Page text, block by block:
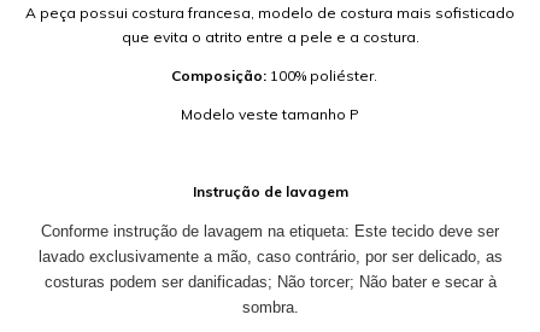
A peça possui costura francesa, modelo de costura mais sofisticado
que evita o atrito entre a pele e a costura.
Composição: 100% poliéster.
Modelo veste tamanho P
Instrução de lavagem
Conforme instrução de lavagem na etiqueta: Este tecido deve ser
lavado exclusivamente a mão, caso contrário, por ser delicado, as
costuras podem ser danificadas; Não torcer; Não bater e secar à
sombra.